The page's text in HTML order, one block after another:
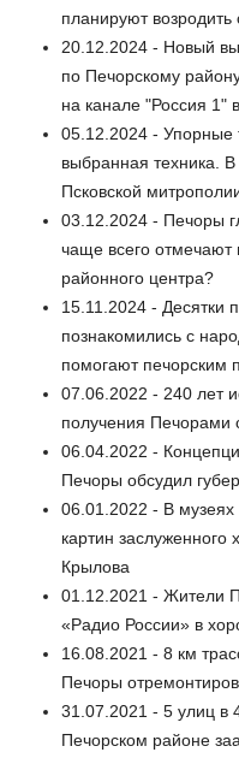
планируют возродить
20.12.2024 - Новый
по Печорскому
на канале "Россия 1"
05.12.2024 - Упорные
выбранная техника.
Псковской
03.12.2024 - Печоры
чаще всего
районного центра?
15.11.2024 - Десятки
познакомились с
помогают печорским
07.06.2022 - 240 лет
получения Печорами
06.04.2022 -
Печоры обсудил
06.01.2022 - В музеях
картин заслуженного
Крылова
01.12.2021 - Жители
«Радио России» в
16.08.2021 - 8 км
Печоры
31.07.2021 - 5 улиц в
Печорском районе